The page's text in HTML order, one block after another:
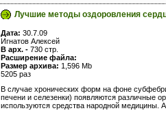
Лучшие методы оздоровления
Дата: 30.7.09
Игнатов Алексей
В арх. - 730 стр.
Расширение файла:
Размер архива: 1,596 Mb
5205 раз
В случае хронических форм на фоне
печени и селезенки) появляются различные
используются средства народной медицины.